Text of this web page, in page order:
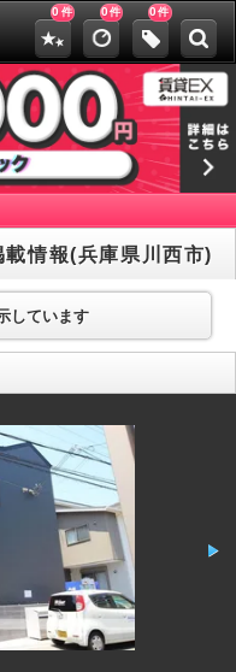
0 件 0件 0件
情報(兵庫県川西市)
しています